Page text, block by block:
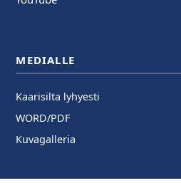
MEDIALLE
Kaarisilta lyhyesti
WORD/PDF
Kuvagalleria